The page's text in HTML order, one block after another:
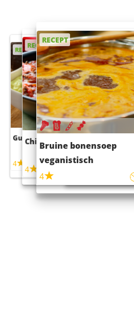
RECEPT
Guacamole
4
RECEPT
Chili con carne
4 45m
RECEPT
Bruine bonensoep
veganistisch
4
RECEPT
Sushi rijstsalade
maaltijdsalade
RECEPT
4